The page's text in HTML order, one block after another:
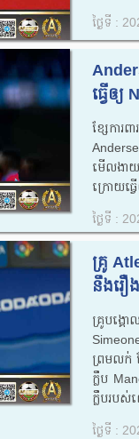
ថ្ងៃទី :
ធ្វើ​ឲ្
ខ្សែការ
មើល​ង
ក្រោយ​ធ្វ
ថ្ងៃទី :
គ្រូ​
នឹង​រឿ
គ្រូបង្គ
ព្រម​លក់​​
ក្លឹប​
ក្លឹប​របស់​
ថ្ងៃទី :